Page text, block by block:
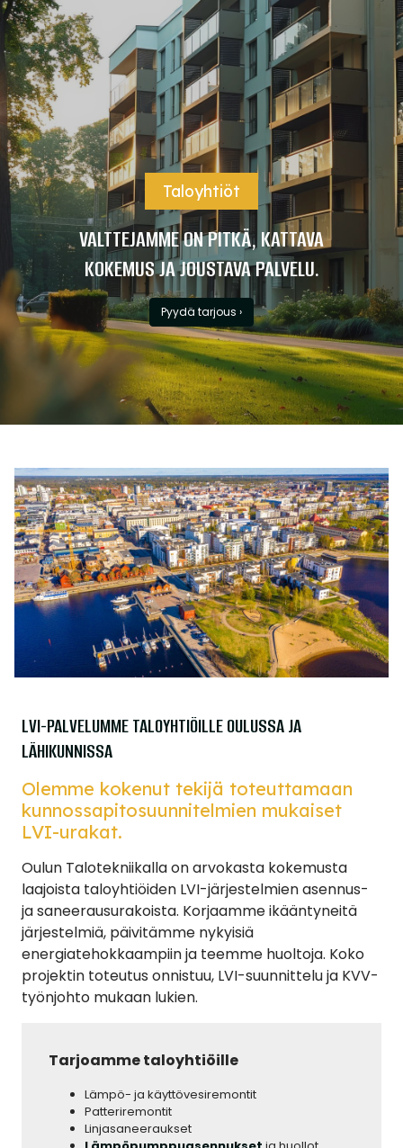
Taloyhtiöt
VALTTEJAMME ON PITKÄ, KATTAVA
KOKEMUS JA JOUSTAVA PALVELU.
Pyydä tarjous ›
LVI-PALVELUMME TALOYHTIÖILLE OULUSSA JA
LÄHIKUNNISSA
Olemme kokenut tekijä toteuttamaan
kunnossapitosuunnitelmien mukaiset
LVI-urakat.
Oulun Talotekniikalla on arvokasta kokemusta
laajoista taloyhtiöiden LVI-järjestelmien asennus-
ja saneerausurakoista. Korjaamme ikääntyneitä
järjestelmiä, päivitämme nykyisiä
energiatehokkaampiin ja teemme huoltoja. Koko
projektin toteutus onnistuu, LVI-suunnittelu ja KVV-
työnjohto mukaan lukien.
Tarjoamme taloyhtiöille
Lämpö- ja käyttövesiremontit
Patteriremontit
Linjasaneeraukset